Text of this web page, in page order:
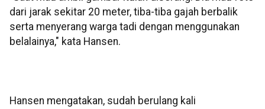
dari jarak sekitar 20 meter, tiba-tiba gajah berbalik
serta menyerang warga tadi dengan menggunakan
belalainya," kata Hansen.
Hansen mengatakan, sudah berulang kali